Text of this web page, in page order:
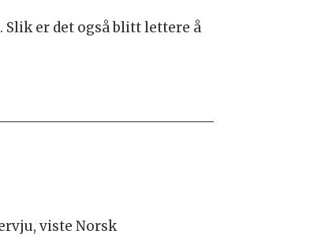
er det også blitt lettere å
viste Norsk